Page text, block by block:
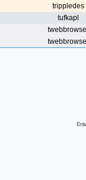
trippledes
tufkapl